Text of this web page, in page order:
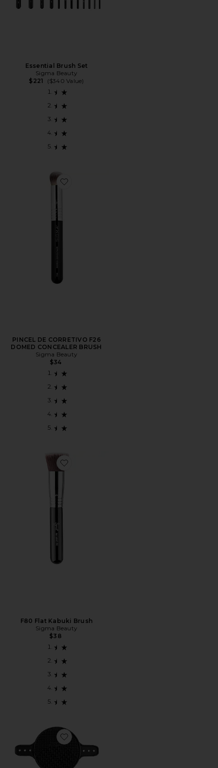
Essential Brush Set
Sigma Beauty
$221
($340 Value)
Favorite PINCEL DE CORRETIVO F26 DOMED
PINCEL DE CORRETIVO F26
DOMED CONCEALER BRUSH
Sigma Beauty
$34
Favorite F80 Flat Kabuki Brush
F80 Flat Kabuki Brush
Sigma Beauty
$38
Favorite LIMPADOR DE PINCÉIS PALMAT